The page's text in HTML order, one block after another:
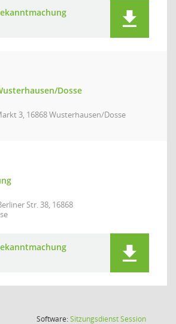
Dosse
3, 16868 Wusterhausen/Dosse
Str. 38, 16868
Software:SitzungsdienstSession(Wird in